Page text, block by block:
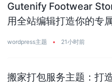
Gutenify Footwear
用全站编辑打造你的专
wordpress主题 • 21小时前
搬家打包服务主题：打